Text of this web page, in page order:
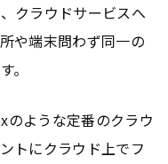
クラウドサービスへ
や端末問わず同一の
。
ような定番のクラウ
トにクラウド上でフ